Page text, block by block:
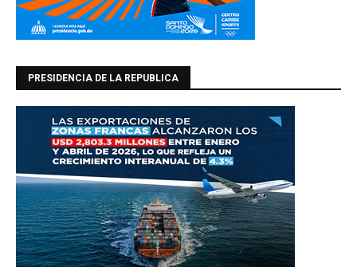
PRESIDENCIA DE LA REPUBLICA